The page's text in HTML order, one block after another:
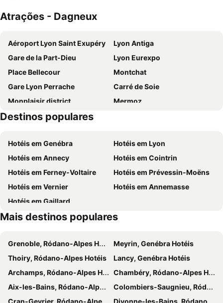
Atrações - Dagneux
Aéroport Lyon Saint Exupéry
Lyon Antiga
Gare de la Part-Dieu
Lyon Eurexpo
Place Bellecour
Montchat
Gare Lyon Perrache
Carré de Soie
Monplaisir district
Mermoz
Les Traboules
Hôtel de ville de Lyon
Confluence
Basilica of Notre-Dame de Fourvière
OL Store Lyon Centre
Cité médiévale de Pérouges
Bellecombe
Grand Parc Nature Miribel Jonage
Rhônexpress - Aéroport Lyon Saint Exupéry
Centre Aquatique du Loup Pendu
Golf du Gouverneur
Place Carnot
Centre Commercial Ecully Grand Ouest
Les États-Unis
Destinos populares
Hotéis em Genébra
Hotéis em Lyon
Hotéis em Annecy
Hotéis em Cointrin
Hotéis em Ferney-Voltaire
Hotéis em Prévessin-Moëns
Hotéis em Vernier
Hotéis em Annemasse
Hotéis em Gaillard
Mais destinos populares
Grenoble, Ródano-Alpes Hotéis
Meyrin, Genébra Hotéis
Thoiry, Ródano-Alpes Hotéis
Lancy, Genébra Hotéis
Archamps, Ródano-Alpes Hotéis
Chambéry, Ródano-Alpes Hotéis
Aix-les-Bains, Ródano-Alpes Hotéis
Colombiers-Saugnieu, Ródano-Alpes Hotéis
Cran-Gevrier, Ródano-Alpes Hotéis
Divonne-les-Bains, Ródano-Alpes Hotéis